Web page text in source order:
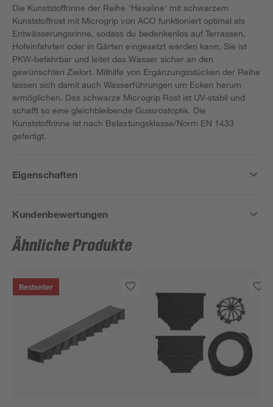
Die Kunststoffrinne der Reihe 'Hexaline' mit schwarzem
Kunststoffrost mit Microgrip von ACO funktioniert optimal als
Entwässerungsrinne, sodass du bedenkenlos auf Terrassen,
Hofeinfahrten oder in Gärten eingesetzt werden kann. Sie ist
PKW-befahrbar und leitet das Wasser sicher an den
gewünschten Zielort. Mithilfe von Ergänzungsstücken der Reihe
lassen sich damit auch Wasserführungen um Ecken herum
ermöglichen. Das schwarze Microgrip Rost ist UV-stabil und
schafft so eine gleichbleibende Gussrostoptik. Die
Kunststoffrinne ist nach Belastungsklasse/Norm EN 1433
gefertigt.
Eigenschaften
Kundenbewertungen
Ähnliche Produkte
Bestseller